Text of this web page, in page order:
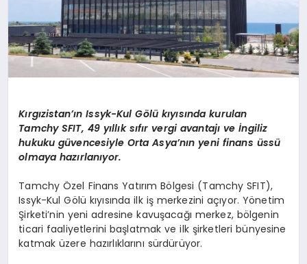
Kırgızistan’ın Issyk-Kul Gölü kıyısında kurulan
Tamchy SFIT, 49 yıllık sıfır vergi avantajı ve İngiliz
hukuku güvencesiyle Orta Asya’nın yeni finans üssü
olmaya hazırlanıyor.
Tamchy Özel Finans Yatırım Bölgesi (Tamchy SFIT),
Issyk-Kul Gölü kıyısında ilk iş merkezini açıyor. Yönetim
Şirketi’nin yeni adresine kavuşacağı merkez, bölgenin
ticari faaliyetlerini başlatmak ve ilk şirketleri bünyesine
katmak üzere hazırlıklarını sürdürüyor.